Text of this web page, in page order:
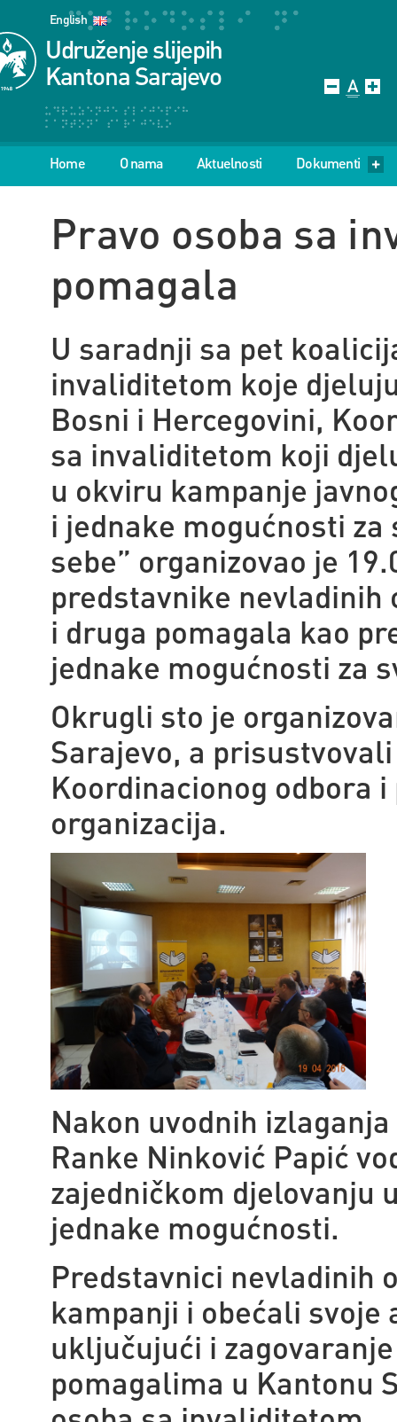
English
Udruženje slijepih
Kantona Sarajevo
Home O nama Aktuelnosti Dokumenti
Pravo osoba sa
pomagala
U saradnji sa pet
invaliditetom koje
Bosni i Hercegovini,
sa invaliditetom koji
u okviru kampanje
i jednake mogućnosti
sebe” organizovao je
predstavnike
i druga pomagala kao
jednake mogućnosti za
Okrugli sto je
Sarajevo, a
Koordinacionog odbora
organizacija.
Nakon uvodnih
Ranke Ninković Papić
zajedničkom djelovanju
jednake mogućnosti.
Predstavnici nevladinih
kampanji i obećali
uključujući i
pomagalima u Kantonu